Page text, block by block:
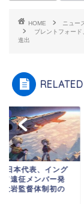
HOME
ニュー
ブレントフォー
進出
日本代表、イング
ド遠征メンバー発
大岩監督体制初の